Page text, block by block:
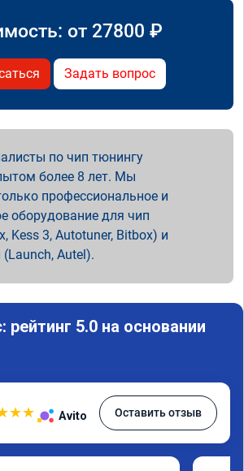
от 27800 ₽
Задать вопрос
по чип тюнингу
более 8 лет. Мы
профессиональное и
оборудование для чип
Kess 3, Autotuner, Bitbox) и
Autel).
5.0 на основании
★★ Avito Оставить отзыв